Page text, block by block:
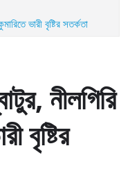
ভারী বৃষ্টির সতর্কতা
নীলগিরি
বৃষ্টির